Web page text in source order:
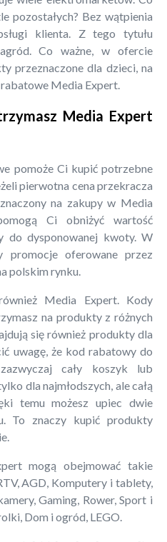
pozostałych? Bez wątpienia
klienta. Z tego tytułu
Co ważne, w ofercie
przeznaczone dla dzieci, na
Media Expert.
Media Expert
pomoże Ci kupić potrzebne
pierwotna cena przekracza
na zakupy w Media
Ci obniżyć wartość
do dysponowanej kwoty. W
promocje oferowane przez
polskim rynku.
Media Expert. Kody
na produkty z różnych
się również produkty dla
uwagę, że kod rabatowy do
cały koszyk lub
dla najmłodszych, ale całą
temu możesz upiec dwie
To znaczy kupić produkty
mogą obejmować takie
AGD, Komputery i tablety,
Gaming, Rower, Sport i
Dom i ogród, LEGO.